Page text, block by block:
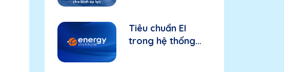
áp lực
Tiêu chuẩn EI
trong hệ thống